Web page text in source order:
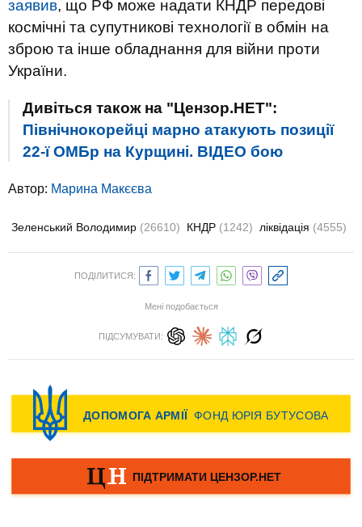
заявив, що РФ може надати КНДР передові
космічні та супутникові технології в обмін на
зброю та інше обладнання для війни проти
України.
Дивіться також на "Цензор.НЕТ":
Північнокорейці марно атакують позиції
22-ї ОМБр на Курщині. ВIДЕО бою
Автор: Марина Макєєва
Зеленський Володимир (26610) КНДР (1242) ліквідація (4555)
ПОДІЛИТИСЯ:
Мені подобається
ПІДСУМУВАТИ: